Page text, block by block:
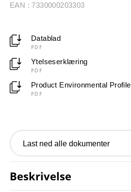
EAN : 7330000203303
Datablad
PDF
Ytelseserklæring
PDF
Product Environmental Profile
PDF
Last ned alle dokumenter
Beskrivelse